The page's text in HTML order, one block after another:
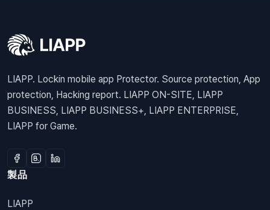
LIAPP. Lockin mobile app Protector. Source protection, App
protection, Hacking report. LIAPP ON-SITE, LIAPP
BUSINESS, LIAPP BUSINESS+, LIAPP ENTERPRISE,
LIAPP for Game.
製品
LIAPP